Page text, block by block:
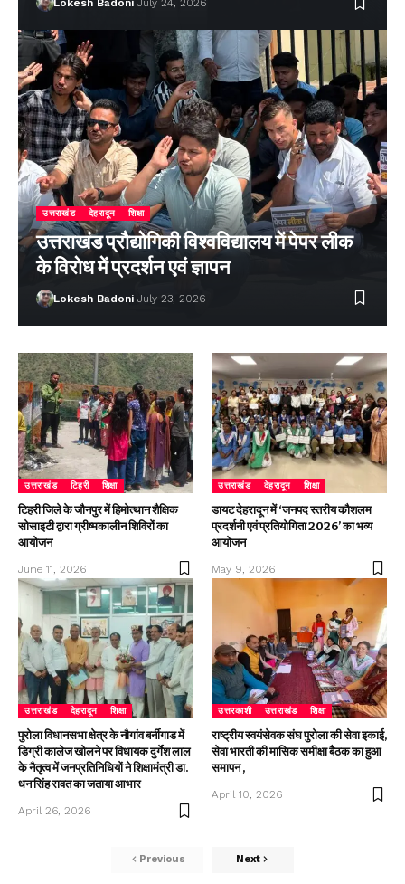
Lokesh Badoni July 24, 2026
उत्तराखंड देहरादून शिक्षा
उत्तराखंड प्रौद्योगिकी विश्वविद्यालय में पेपर लीक
के विरोध में प्रदर्शन एवं ज्ञापन
Lokesh Badoni July 23, 2026
उत्तराखंड टिहरी शिक्षा
टिहरी जिले के जौनपुर में हिमोत्थान शैक्षिक
सोसाइटी द्वारा ग्रीष्मकालीन शिविरों का
आयोजन
June 11, 2026
उत्तराखंड देहरादून शिक्षा
डायट देहरादून में ‘जनपद स्तरीय कौशलम
प्रदर्शनी एवं प्रतियोगिता 2026’ का भव्य
आयोजन
May 9, 2026
उत्तराखंड देहरादून शिक्षा
पुरोला विधानसभा क्षेत्र के नौगांव बर्नीगाड में
डिग्री कालेज खोलने पर विधायक दुर्गेश लाल
के नैतृत्व में जनप्रतिनिधियों ने शिक्षामंत्री डा.
धन सिंह रावत का जताया आभार
April 26, 2026
उत्तरकाशी उत्तराखंड शिक्षा
राष्ट्रीय स्वयंसेवक संघ पुरोला की सेवा इकाई,
सेवा भारती की मासिक समीक्षा बैठक का हुआ
समापन ,
April 10, 2026
Previous Next